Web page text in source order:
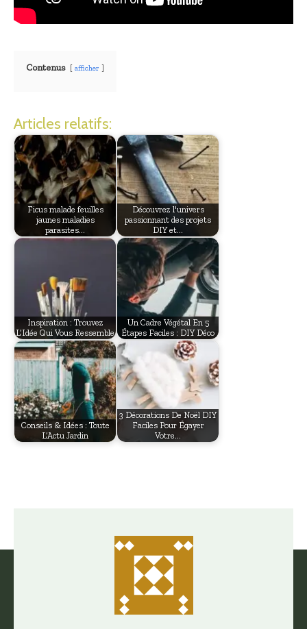
Contenus afficher
Articles relatifs:
Ficus malade feuilles
jaunes maladies
parasites…
Découvrez l'univers
passionnant des projets
DIY et…
Inspiration : Trouvez
L’Idée Qui Vous Ressemble
Un Cadre Végétal En 5
Étapes Faciles : DIY Déco
Conseils & Idées : Toute
L’Actu Jardin
3 Décorations De Noël DIY
Faciles Pour Égayer
Votre…